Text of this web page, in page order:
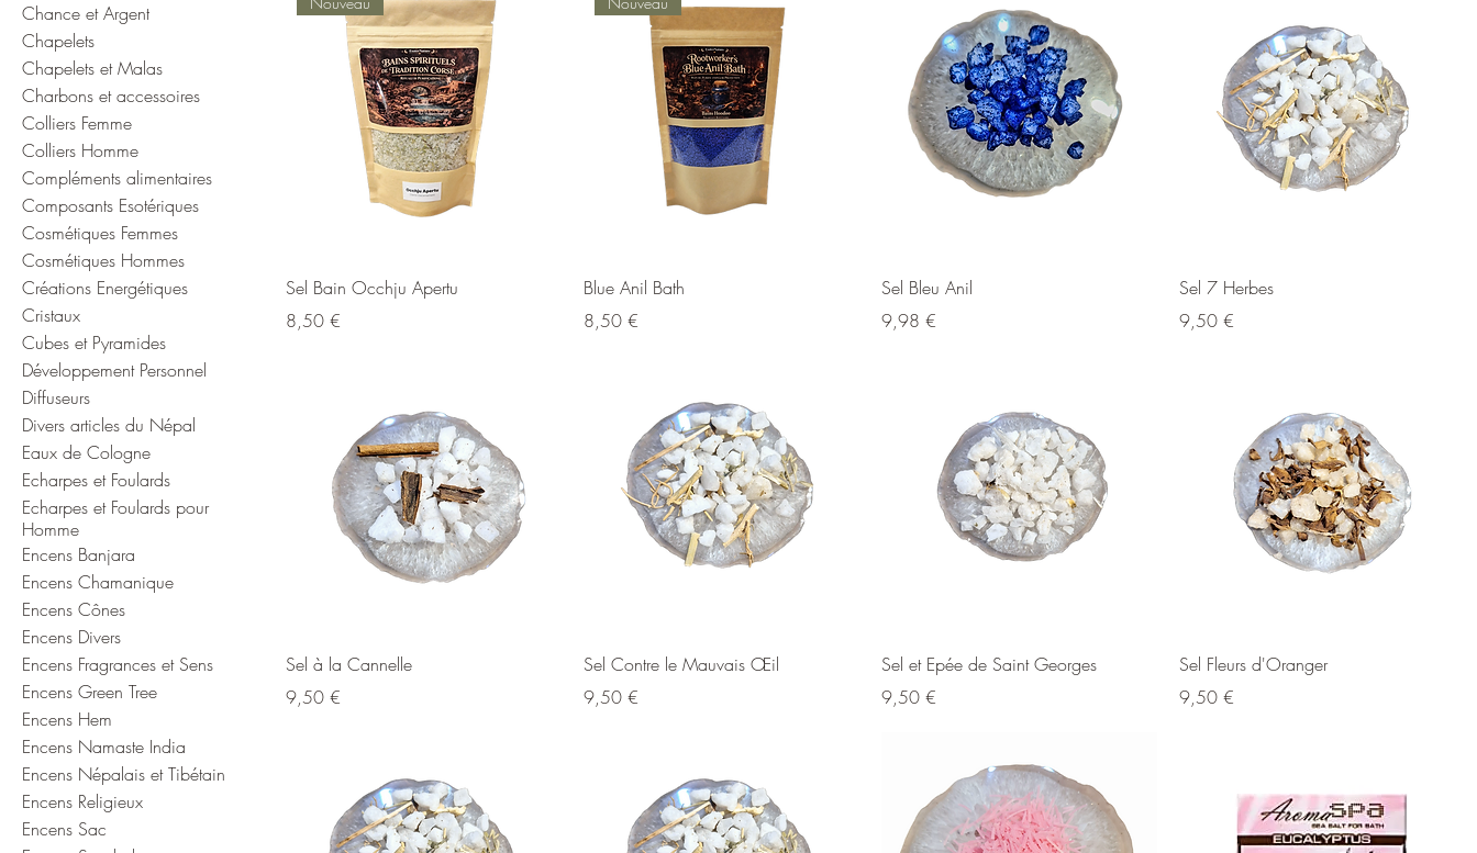
Chance et Argent
Chapelets
Chapelets et Malas
Charbons et accessoires
Colliers Femme
Colliers Homme
Compléments alimentaires
Composants Esotériques
Cosmétiques Femmes
Cosmétiques Hommes
Créations Energétiques
Cristaux
Cubes et Pyramides
Développement Personnel
Diffuseurs
Divers articles du Népal
Eaux de Cologne
Echarpes et Foulards
Echarpes et Foulards pour
Homme
Encens Banjara
Encens Chamanique
Encens Cônes
Encens Divers
Encens Fragrances et Sens
Encens Green Tree
Encens Hem
Encens Namaste India
Encens Népalais et Tibétain
Encens Religieux
Encens Sac
Sel Bain Occhju Apertu
Prix
8,50 €
Blue Anil Bath
Prix
8,50 €
Sel Bleu Anil
Prix
9,98 €
Sel 7 Herbes
Prix
9,50 €
Sel à la Cannelle
Prix
9,50 €
Sel Contre le Mauvais Œil
Prix
9,50 €
Sel et Epée de Saint Georges
Prix
9,50 €
Sel Fleurs d'Oranger
Prix
9,50 €